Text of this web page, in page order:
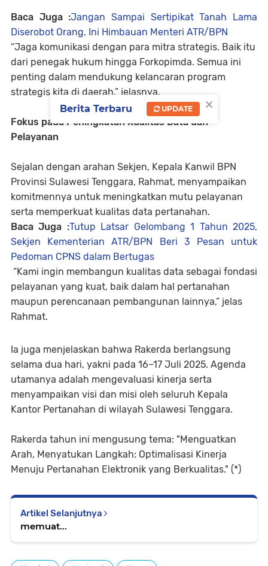
Baca Juga :Jangan Sampai Sertipikat Tanah Lama
Diserobot Orang, Ini Himbauan Menteri ATR/BPN
“Jaga komunikasi dengan para mitra strategis. Baik itu
dari penegak hukum hingga Forkopimda. Semua ini
penting dalam mendukung kelancaran program
strategis kita di daerah,” jelasnya.
Fokus pada Peningkatan Kualitas Data dan
Pelayanan
Sejalan dengan arahan Sekjen, Kepala Kanwil BPN
Provinsi Sulawesi Tenggara, Rahmat, menyampaikan
komitmennya untuk meningkatkan mutu pelayanan
serta memperkuat kualitas data pertanahan.
Baca Juga :Tutup Latsar Gelombang 1 Tahun 2025,
Sekjen Kementerian ATR/BPN Beri 3 Pesan untuk
Pedoman CPNS dalam Bertugas
“Kami ingin membangun kualitas data sebagai fondasi
pelayanan yang kuat, baik dalam hal pertanahan
maupun perencanaan pembangunan lainnya,” jelas
Rahmat.
Ia juga menjelaskan bahwa Rakerda berlangsung
selama dua hari, yakni pada 16–17 Juli 2025. Agenda
utamanya adalah mengevaluasi kinerja serta
menyampaikan visi dan misi oleh seluruh Kepala
Kantor Pertanahan di wilayah Sulawesi Tenggara.
Rakerda tahun ini mengusung tema: "Menguatkan
Arah, Menyatukan Langkah: Optimalisasi Kinerja
Menuju Pertanahan Elektronik yang Berkualitas." (*)
Artikel Selanjutnya
memuat...
×
Berita Terbaru UPDATE